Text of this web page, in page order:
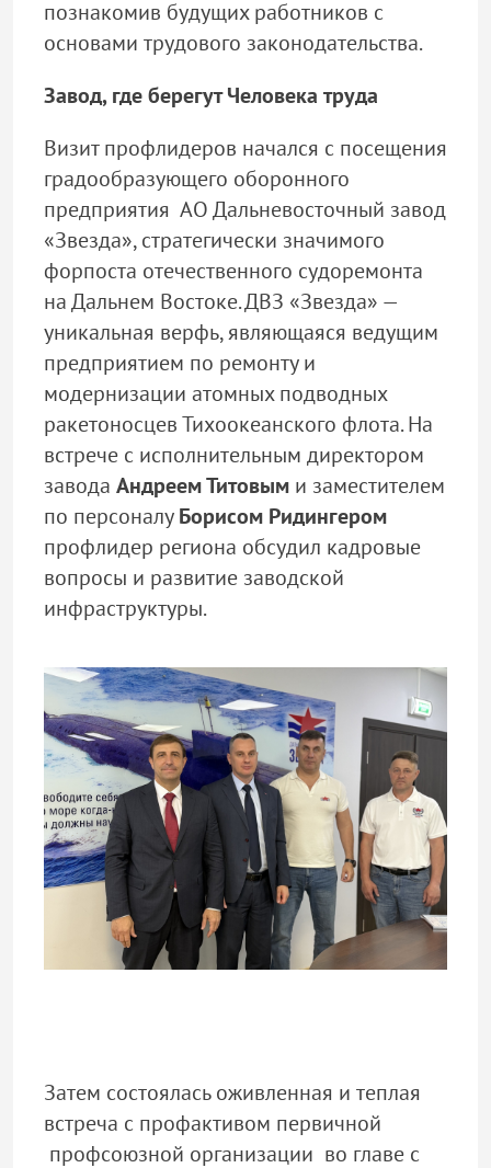
познакомив будущих работников с
основами трудового законодательства.
Завод, где берегут Человека труда
Визит профлидеров начался с посещения
градообразующего оборонного
предприятия АО Дальневосточный завод
«Звезда», стратегически значимого
форпоста отечественного судоремонта
на Дальнем Востоке. ДВЗ «Звезда» —
уникальная верфь, являющаяся ведущим
предприятием по ремонту и
модернизации атомных подводных
ракетоносцев Тихоокеанского флота. На
встрече с исполнительным директором
завода Андреем Титовым и заместителем
по персоналуБорисом Ридингером
профлидер региона обсудил кадровые
вопросы и развитие заводской
инфраструктуры.
Затем состоялась оживленная и теплая
встреча с профактивом первичной
профсоюзной организации во главе с